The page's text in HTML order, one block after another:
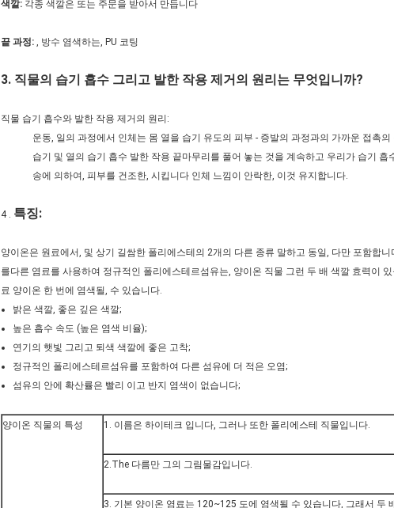
색깔: 각종 색깔은 또는 주문을 받아서 만듭니다
끝 과정: , 방수 염색하는, PU 코팅
3. 직물의 습기 흡수 그리고 발한 작용 제거의 원리는 무엇입니까?
직물 습기 흡수와 발한 작용 제거의 원리:
운동, 일의 과정에서 인체는 몸 열을 습기 유도의 피부 - 증발의 과정과의 가까운 접촉
습기 및 열의 습기 흡수 발한 작용 끝마무리를 풀어 놓는 것을 계속하고 우리가 습기
송에 의하여, 피부를 건조한, 시킵니다 인체 느낌이 안락한, 이것 유지합니다.
4 . 특징:
양이온은 원료에서, 및 상기 길쌈한 폴리에스테의 2개의 다른 종류 말하고 동일, 다만 포함합
를다른 염료를 사용하여 정규적인 폴리에스테르섬유는, 양이온 직물 그런 두 배 색깔 효력이
료 양이온 한 번에 염색될, 수 있습니다.
밝은 색깔, 좋은 깊은 색깔;
높은 흡수 속도 (높은 염색 비율);
연기의 햇빛 그리고 퇴색 색깔에 좋은 고착;
정규적인 폴리에스테르섬유를 포함하여 다른 섬유에 더 적은 오염;
섬유의 안에 확산률은 빨리 이고 반지 염색이 없습니다;
양이온 직물의 특성 1. 이름은 하이테크 입니다, 그러나 또한 폴리에스테 직물입니다.
2.The 다름만 그의 그림물감입니다.
3. 기본 양이온 염료는 120~125 도에 염색될 수 있습니다, 그래서 두